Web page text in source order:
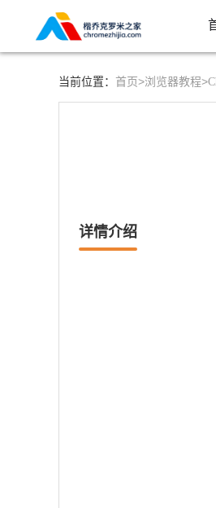
当前位置： 首页>浏览器教程>
详情介绍